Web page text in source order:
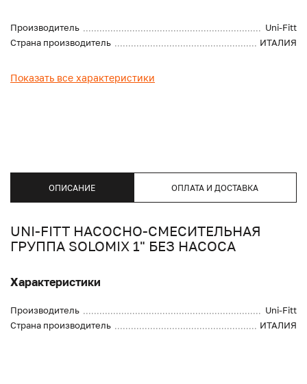
Производитель
Uni-Fitt
Страна производитель
ИТАЛИЯ
Показать все характеристики
ОПИСАНИЕ ОПЛАТА И ДОСТАВКА
UNI-FITT НАСОСНО-СМЕСИТЕЛЬНАЯ
ГРУППА SOLOMIX 1" БЕЗ НАСОСА
Характеристики
Производитель
Uni-Fitt
Страна производитель
ИТАЛИЯ